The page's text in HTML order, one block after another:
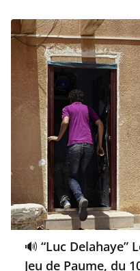
🔊 “Luc Delahaye”
Jeu de Paume, du